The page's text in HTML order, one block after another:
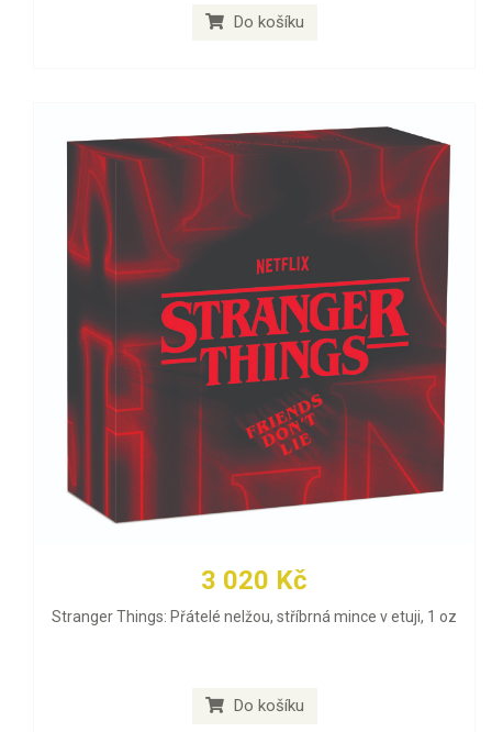
Do košíku
3 020 Kč
Stranger Things: Přátelé nelžou, stříbrná mince v etuji, 1 oz
Do košíku